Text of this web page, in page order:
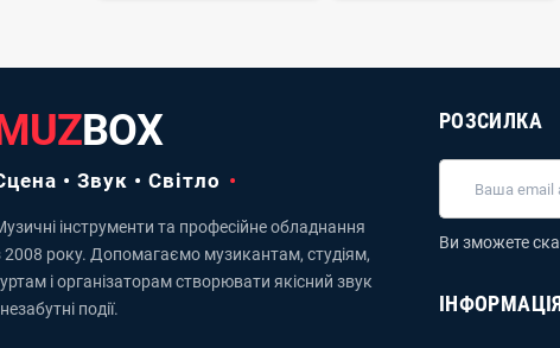
BOX
• Звук • Світло
інструменти та професійне обладнання
2008 року. Допомагаємо музикантам, студіям,
і організаторам створювати якісний звук
незабутні події.
РОЗСИЛКА
Ви зможете